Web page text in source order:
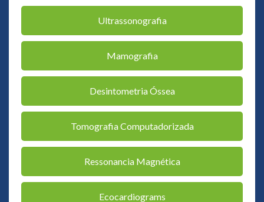
Ultrassonografia
Mamografia
Desintometria Óssea
Tomografia Computadorizada
Ressonancia Magnética
Ecocardiograms